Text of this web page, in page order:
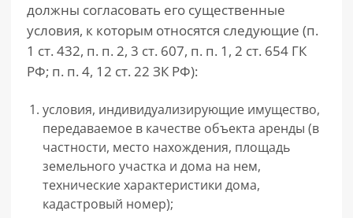
должны согласовать его существенные
условия, к которым относятся следующие (п.
1 ст. 432, п. п. 2, 3 ст. 607, п. п. 1, 2 ст. 654 ГК
РФ; п. п. 4, 12 ст. 22 ЗК РФ):
условия, индивидуализирующие имущество,
передаваемое в качестве объекта аренды (в
частности, место нахождения, площадь
земельного участка и дома на нем,
технические характеристики дома,
кадастровый номер);